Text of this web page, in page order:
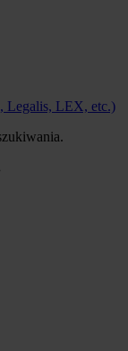
Legalis, LEX, etc.)